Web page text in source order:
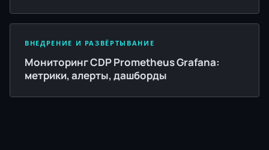
ВНЕДРЕНИЕ И РАЗВЁРТЫВАНИЕ
Мониторинг CDP Prometheus Grafana:
метрики, алерты, дашборды